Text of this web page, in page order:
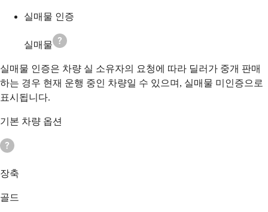
실매물 인증
실매물
실매물 인증은 차량 실 소유자의 요청에 따라 딜러가 중개 판매
하는 경우 현재 운행 중인 차량일 수 있으며, 실매물 미인증으로
표시됩니다.
기본 차량 옵션
장축
골드